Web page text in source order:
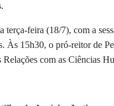
terça-feira (18/7), com a
Às 15h30, o pró-reitor de
com as Ciências